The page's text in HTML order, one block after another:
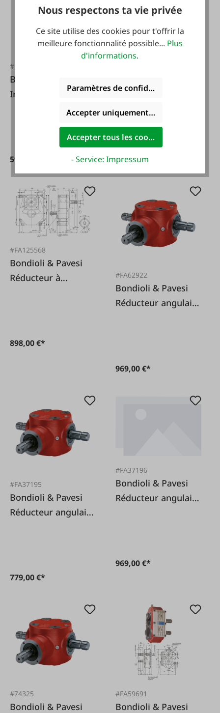
#FA30449
Bondioli & Pavesi
Inverseur M5, 1:1
598,00 €*
Inverseur M7 1:1
875,00 €*
#FA125568
Bondioli & Pavesi
Réducteur à
898,00 €*
#FA62922
Bondioli & Pavesi
Réducteur angulaire
969,00 €*
#FA37195
Bondioli & Pavesi
Réducteur angulaire
779,00 €*
#FA37196
Bondioli & Pavesi
Réducteur angulaire
969,00 €*
#74325
Bondioli & Pavesi
#FA59691
Bondioli & Pavesi
Nous respectons ta vie privée
Ce site utilise des cookies pour t'offrir la
meilleure fonctionnalité possible... Plus
d'informations.
Paramètres de confidentialité
Accepter uniquement les cookies
Accepter tous les cookies
- Service: Impressum